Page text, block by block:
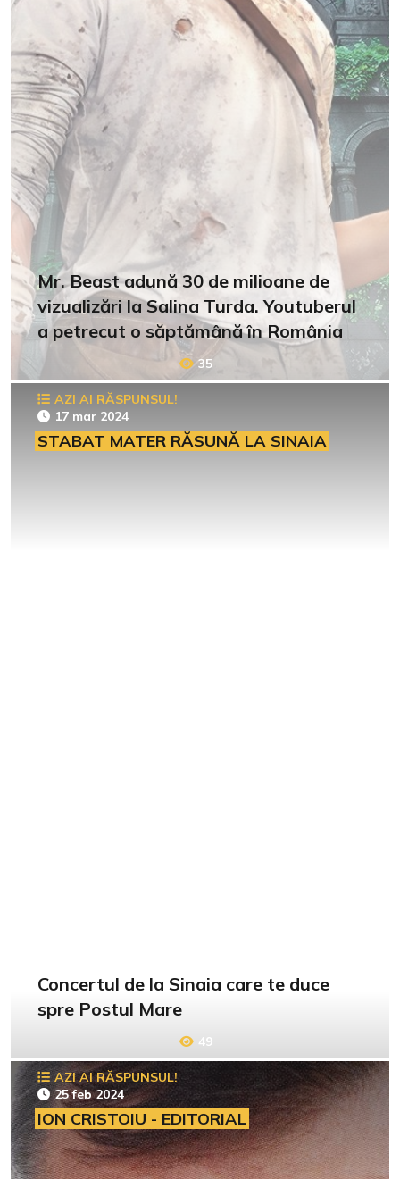
Mr. Beast adună 30 de milioane de
vizualizări la Salina Turda. Youtuberul
a petrecut o săptămână în România
35
AZI AI RĂSPUNSUL!
17 mar 2024
STABAT MATER RĂSUNĂ LA SINAIA
Concertul de la Sinaia care te duce
spre Postul Mare
49
AZI AI RĂSPUNSUL!
25 feb 2024
ION CRISTOIU - EDITORIAL